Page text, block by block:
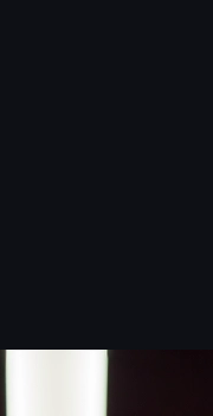
transferi: Kısa özet
arka planı